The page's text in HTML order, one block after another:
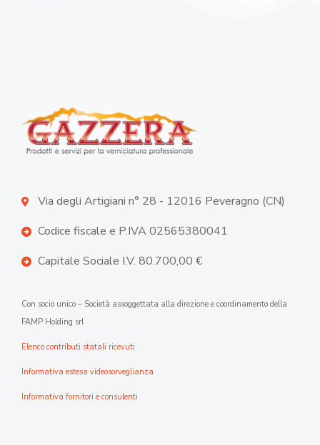
Via degli Artigiani n° 28 - 12016 Peveragno (CN)
Codice fiscale e P.IVA 02565380041
Capitale Sociale I.V. 80.700,00 €
Con socio unico – Società assoggettata alla direzione e coordinamento della
FAMP Holding srl
Elenco contributi statali ricevuti
Informativa estesa videosorveglianza
Informativa fornitori e consulenti